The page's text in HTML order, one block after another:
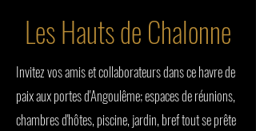
Les Hauts de Chalonne
Invitez vos amis et collaborateurs dans ce havre de
paix aux portes d'Angoulême; espaces de réunions,
chambres d'hôtes, piscine, jardin, bref tout se prête